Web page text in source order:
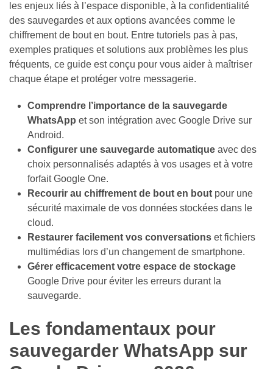
Web
(71)
Business
(37)
Streaming
Projets
Tutoriels
Non
classé
Formation
Reconversion
les enjeux liés à l’espace disponible, à la confidentialité
des sauvegardes et aux options avancées comme le
chiffrement de bout en bout. Entre tutoriels pas à pas,
exemples pratiques et solutions aux problèmes les plus
fréquents, ce guide est conçu pour vous aider à maîtriser
chaque étape et protéger votre messagerie.
Comprendre l’importance de la sauvegarde
WhatsApp et son intégration avec Google Drive sur
Android.
Configurer une sauvegarde automatique avec des
choix personnalisés adaptés à vos usages et à votre
forfait Google One.
Recourir au chiffrement de bout en bout pour une
sécurité maximale de vos données stockées dans le
cloud.
Restaurer facilement vos conversations et fichiers
multimédias lors d’un changement de smartphone.
Gérer efficacement votre espace de stockage
Google Drive pour éviter les erreurs durant la
sauvegarde.
Les fondamentaux pour
sauvegarder WhatsApp sur